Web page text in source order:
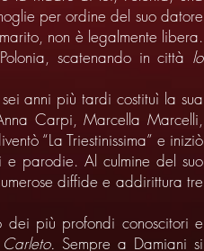
per ordine del suo datore
non è legalmente libera.
scatenando in città lo
anni più tardi costituì la sua
Carpi, Marcella Marcelli,
“La Triestinissima” e iniziò
e parodie. Al culmine del suo
diffide e addirittura tre
dei più profondi conoscitori e
Sempre a Damiani si